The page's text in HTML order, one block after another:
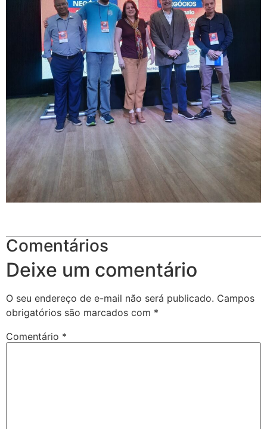
Comentários
Deixe um comentário
O seu endereço de e-mail não será publicado. Campos
obrigatórios são marcados com *
Comentário *